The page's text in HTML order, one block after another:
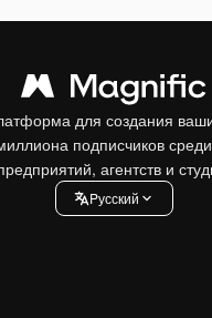
для создания
подписчиков
агентств и
Pусский